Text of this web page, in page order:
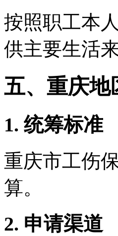
按照职工本
供主要生活
五、重庆地
1. 统筹标准
重庆市工伤
算。
2. 申请渠道